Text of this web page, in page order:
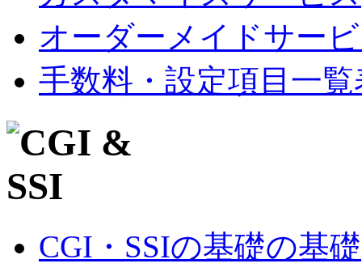
オーダーメイドサー
手数料・設定項目一覧
CGI・SSIの基礎の基礎